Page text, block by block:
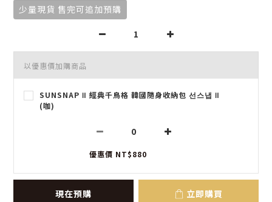
少量現貨 售完可追加預購
以優惠價加購商品
SUNSNAP Ⅱ 經典千鳥格 韓國隨身收納包 선스냅 Ⅱ
(咖)
優惠價 NT$880
現在預購 立即購買